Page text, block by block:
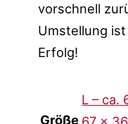
vorschnell
Umstellung
Erfolg!
Größe
L – ca.